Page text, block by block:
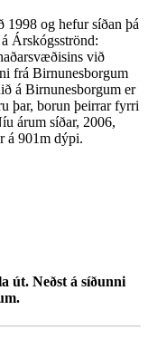
og hefur síðan þá
Árskógsströnd:
við
frá Birnunesborgum
á Birnunesborgum er
þar, borun þeirrar fyrri
árum síðar, 2006,
á 901m dýpi.
út. Neðst á síðunni